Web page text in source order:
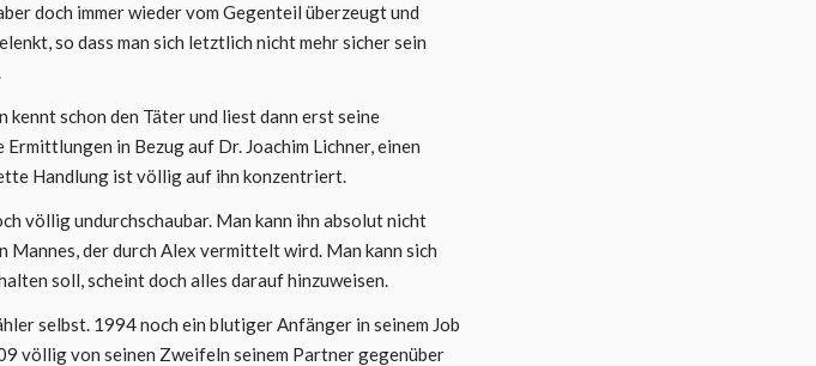
doch immer wieder vom Gegenteil überzeugt und
so dass man sich letztlich nicht mehr sicher sein
schon den Täter und liest dann erst seine
in Bezug auf Dr. Joachim Lichner, einen
Handlung ist völlig auf ihn konzentriert.
völlig undurchschaubar. Man kann ihn absolut nicht
der durch Alex vermittelt wird. Man kann sich
soll, scheint doch alles darauf hinzuweisen.
selbst. 1994 noch ein blutiger Anfänger in seinem Job
völlig von seinen Zweifeln seinem Partner gegenüber